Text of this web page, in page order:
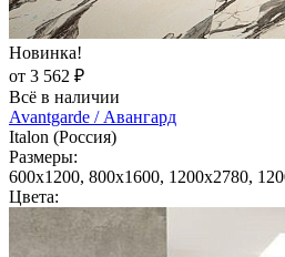
Новинка!
от 3 562 ₽
Всё в наличии
Avantgarde / Авангард
Italon (Россия)
Размеры:
600x1200, 800x1600, 1200x2780,
Цвета: